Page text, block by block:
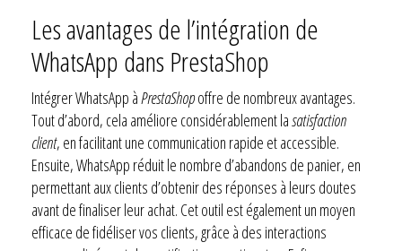
Les avantages de l’intégration de
WhatsApp dans PrestaShop
Intégrer WhatsApp àPrestaShopoffre de nombreux avantages.
Tout d’abord, cela améliore considérablement lasatisfaction
client, en facilitant une communication rapide et accessible.
Ensuite, WhatsApp réduit le nombre d’abandons de panier, en
permettant aux clients d’obtenir des réponses à leurs doutes
avant de finaliser leur achat. Cet outil est également un moyen
efficace de fidéliser vos clients, grâce à des interactions